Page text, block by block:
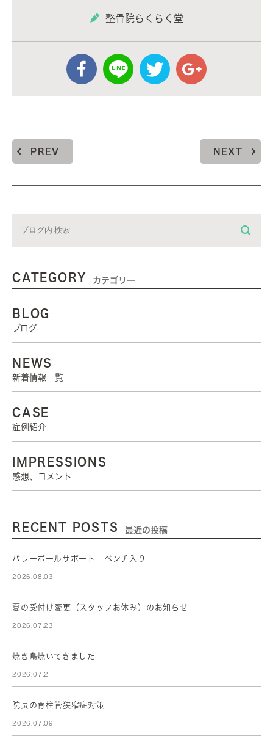
整骨院らくらく堂
PREV NEXT
CATEGORY カテゴリー
BLOG
ブログ
NEWS
新着情報一覧
CASE
症例紹介
IMPRESSIONS
感想、コメント
RECENT POSTS 最近の投稿
バレーボールサポート ベンチ入り
2026.08.03
夏の受付け変更（スタッフお休み）のお知らせ
2026.07.23
焼き鳥焼いてきました
2026.07.21
院長の脊柱管狭窄症対策
2026.07.09